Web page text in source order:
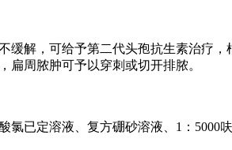
解，可给予第二代头孢抗生素治疗，
周脓肿可予以穿刺或切开排脓。
定溶液、复方硼砂溶液、1：5000呋